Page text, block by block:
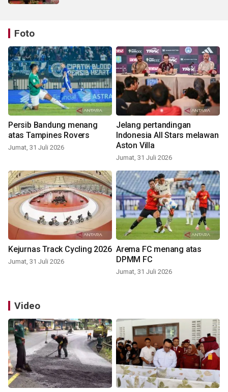
Foto
Persib Bandung menang
atas Tampines Rovers
Jumat, 31 Juli 2026
Jelang pertandingan
Indonesia All Stars melawan
Aston Villa
Jumat, 31 Juli 2026
Kejurnas Track Cycling 2026
Jumat, 31 Juli 2026
Arema FC menang atas
DPMM FC
Jumat, 31 Juli 2026
Video